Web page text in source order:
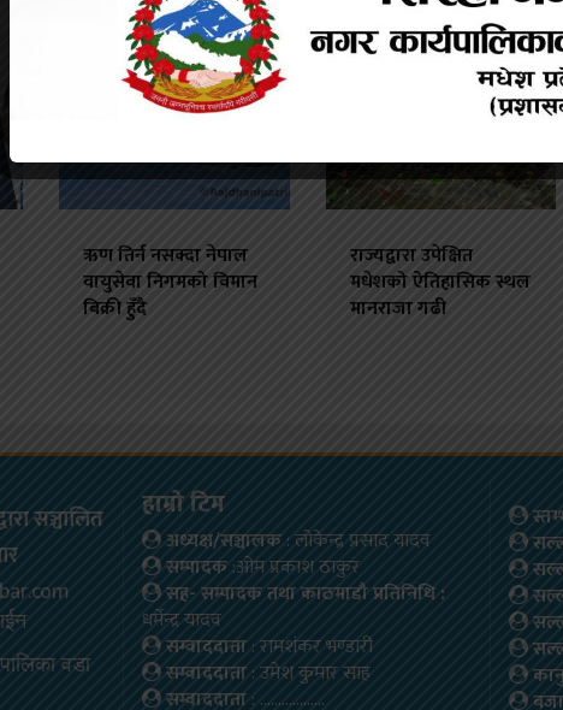
ऋण तिर्न नसक्दा नेपाल
वायुसेवा निगमको विमान
बिक्री हुँदै
राज्यद्वारा उपेक्षित
मधेशको ऐतिहासिक स्थल
मानराजा गढी
सञ्चालित
वडा
हाम्रो टिम
अध्यक्ष/सञ्चालक: लोकेन्द्र प्रसाद यादव
सम्पादक:ओम प्रकाश ठाकुर
सह- सम्पादक तथा काठमाडौ प्रतिनिधि :
धर्मेन्द्र यादव
सम्वाददाता: रामशंकर भण्डारी
सम्वाददाता: उमेश कुमार साह
सम्वाददाता: ………………